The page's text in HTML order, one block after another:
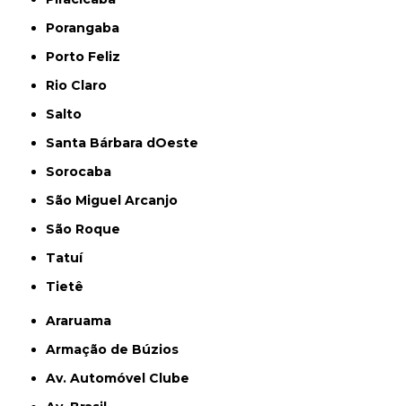
Porangaba
Porto Feliz
Rio Claro
Salto
Santa Bárbara dOeste
Sorocaba
São Miguel Arcanjo
São Roque
Tatuí
Tietê
Araruama
Armação de Búzios
Av. Automóvel Clube